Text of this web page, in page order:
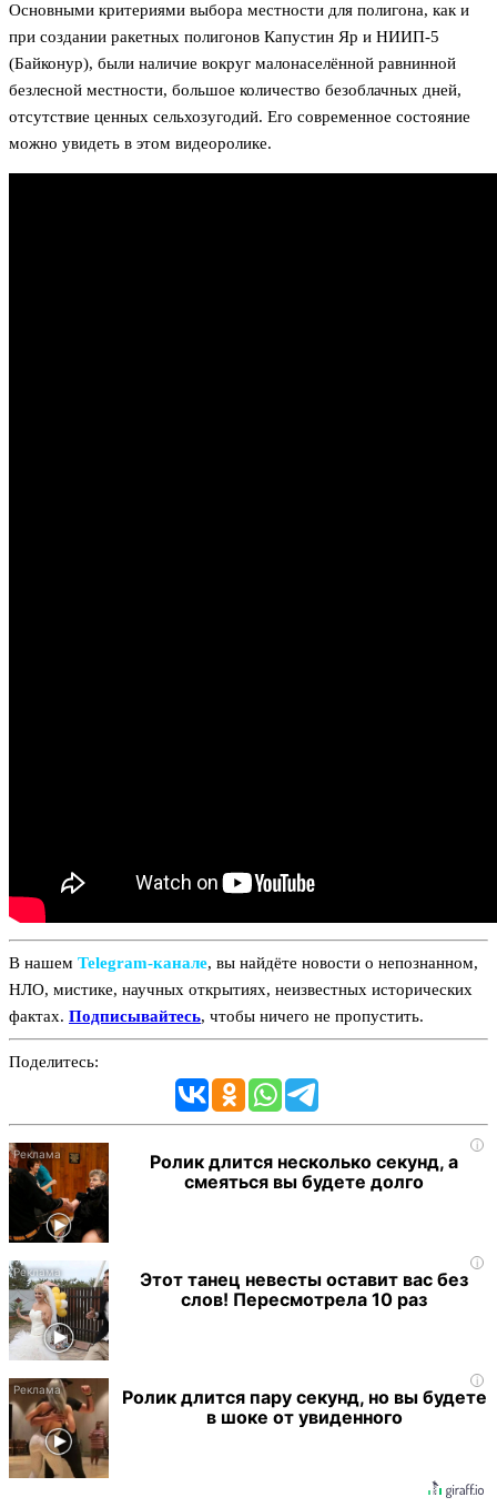
Основными критериями выбора местности для полигона, как и
при создании ракетных полигонов Капустин Яр и НИИП-5
(Байконур), были наличие вокруг малонаселённой равнинной
безлесной местности, большое количество безоблачных дней,
отсутствие ценных сельхозугодий. Его современное состояние
можно увидеть в этом видеоролике.
В нашем Telegram‑канале, вы найдёте новости о непознанном,
НЛО, мистике, научных открытиях, неизвестных исторических
фактах. Подписывайтесь, чтобы ничего не пропустить.
Поделитесь:
i
Ролик длится несколько секунд, а
смеяться вы будете долго
i
Этот танец невесты оставит вас без
слов! Пересмотрела 10 раз
i
Ролик длится пару секунд, но вы будете
в шоке от увиденного